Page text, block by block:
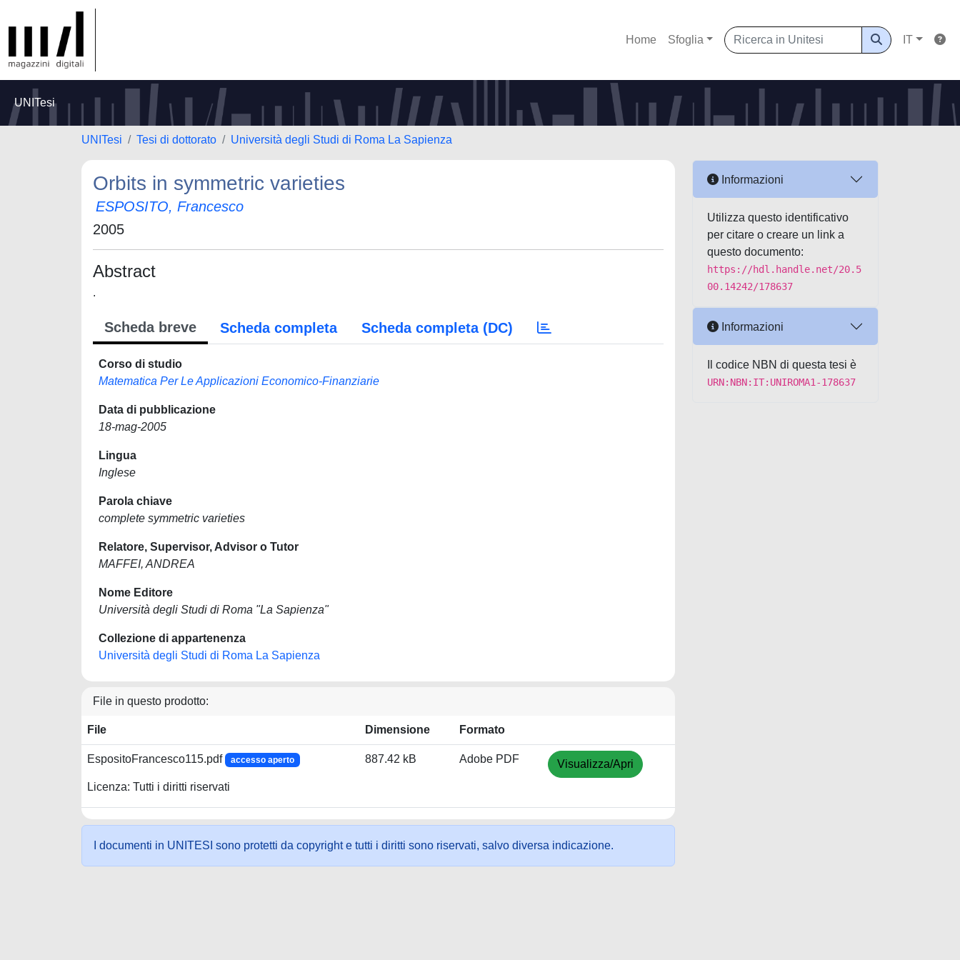
Home Sfoglia IT
UNITesi
UNITesi Tesi di dottorato Università degli Studi di Roma La Sapienza
Orbits in symmetric varieties
ESPOSITO, Francesco
2005
Abstract
.
Scheda breve Scheda completa Scheda completa (DC)
Corso di studio
Matematica Per Le Applicazioni Economico-Finanziarie
Data di pubblicazione
18-mag-2005
Lingua
Inglese
Parola chiave
complete symmetric varieties
Relatore, Supervisor, Advisor o Tutor
MAFFEI, ANDREA
Nome Editore
Università degli Studi di Roma "La Sapienza"
Collezione di appartenenza
Università degli Studi di Roma La Sapienza
File in questo prodotto:
File Dimensione Formato
EspositoFrancesco115.pdf accesso aperto
Licenza: Tutti i diritti riservati
887.42 kB Adobe PDF Visualizza/Apri
I documenti in UNITESI sono protetti da copyright e tutti i diritti sono riservati, salvo diversa indicazione.
Informazioni
Utilizza questo identificativo
per citare o creare un link a
questo documento:
https://hdl.handle.net/20.5
00.14242/178637
Informazioni
Il codice NBN di questa tesi è
URN:NBN:IT:UNIROMA1-178637